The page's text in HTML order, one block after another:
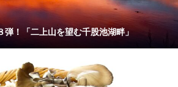
弾！「二上山を望む千股池湖畔」